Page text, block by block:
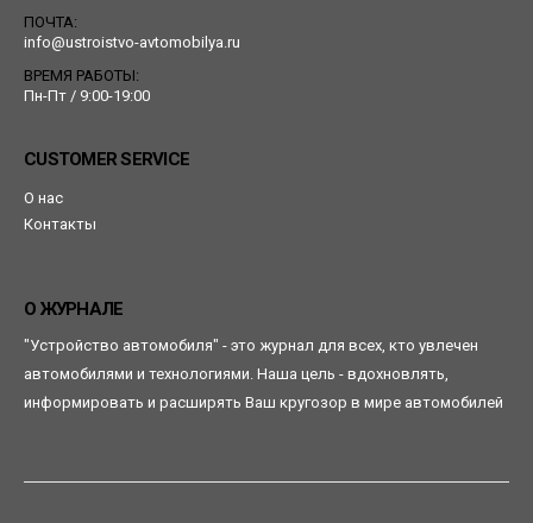
ПОЧТА:
info@ustroistvo-avtomobilya.ru
ВРЕМЯ РАБОТЫ:
Пн-Пт / 9:00-19:00
CUSTOMER SERVICE
О нас
Контакты
О ЖУРНАЛЕ
"Устройство автомобиля" - это журнал для всех, кто увлечен
автомобилями и технологиями. Наша цель - вдохновлять,
информировать и расширять Ваш кругозор в мире автомобилей